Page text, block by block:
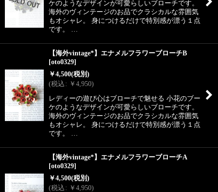
ケのようなデザインが可愛らしいブローチです。
海外のヴィンテージのお品でクラシカルな雰囲気
もオシャレ。 身につけるだけで特別感が漂う１点
です。 …
【海外vintage*】エナメルフラワーブローチB
[oto0329]
￥4,500(税別)
(税込: ￥4,950)
レディーの遊び心はブローチで魅せる 小花のブー
ケのようなデザインが可愛らしいブローチです。
海外のヴィンテージのお品でクラシカルな雰囲気
もオシャレ。 身につけるだけで特別感が漂う１点
です。 …
【海外vintage*】エナメルフラワーブローチA
[oto0329]
￥4,500(税別)
(税込: ￥4,950)